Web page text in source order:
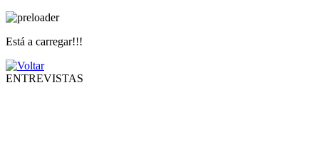
Está a carregar!!!
ENTREVISTAS